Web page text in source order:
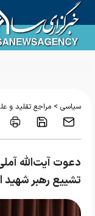
سیاسی > مراجع تقلید و
دعوت آیت‌الله
تشییع رهبر شهید